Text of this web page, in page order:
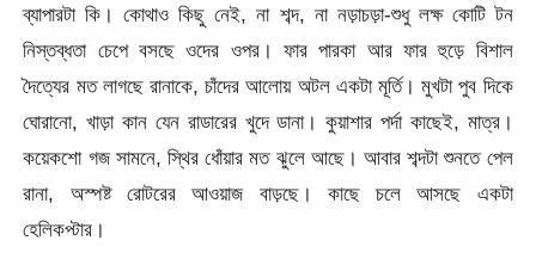
ব্যাপারটা কি। কোথাও কিছু নেই, না শব্দ, না নড়াচড়া-শুধু লক্ষ কোটি টন
নিস্তব্ধতা চেপে বসছে ওদের ওপর। ফার পারকা আর ফার হুড়ে বিশাল
দৈত্যের মত লাগছে রানাকে, চাঁদের আলোয় অটল একটা মূর্তি। মুখটা পুব দিকে
ঘোরানো, খাড়া কান যেন রাডারের খুদে ডানা। কুয়াশার পর্দা কাছেই, মাত্র।
কয়েকশো গজ সামনে, স্থির ধোঁয়ার মত ঝুলে আছে। আবার শব্দটা শুনতে পেল
রানা, অস্পষ্ট রোটরের আওয়াজ বাড়ছে। কাছে চলে আসছে একটা
হেলিকপ্টার।